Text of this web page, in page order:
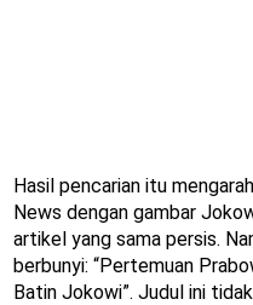
Hasil pencarian itu
News dengan gambar
artikel yang sama persis.
berbunyi: “Pertemuan
Batin Jokowi”. Judul ini